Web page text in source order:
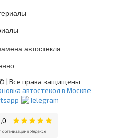
| Все права защищены
автостёкол в Москве